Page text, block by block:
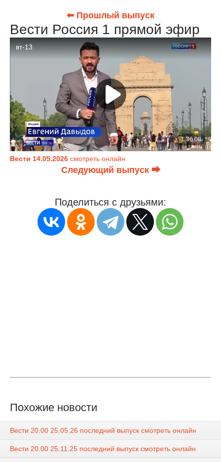
⬅ Прошлый выпуск
Вести Россия 1 прямой эфир
Вести 14.05.2026 смотреть онлайн
Следующий выпуск ⮕
Поделиться с друзьями:
Похожие новости
Вести 20.00 25.05.26 последний выпуск смотреть онлайн
Вести 20.00 25.11.25 последний выпуск смотреть онлайн